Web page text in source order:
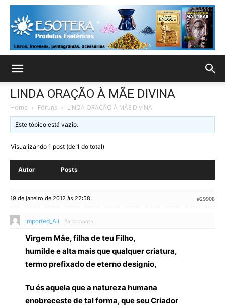
LINDA ORAÇÃO À MÃE DIVINA
Home › Fóruns › LINDA ORAÇÃO À MÃE DIVINA
Este tópico está vazio.
Visualizando 1 post (de 1 do total)
Autor Posts
19 de janeiro de 2012 às 22:58 #29908
imported_Ali Participante
Virgem Mãe, filha de teu Filho,
humilde e alta mais que qualquer criatura,
termo prefixado de eterno desígnio,
Tu és aquela que a natureza humana
enobreceste de tal forma, que seu Criador